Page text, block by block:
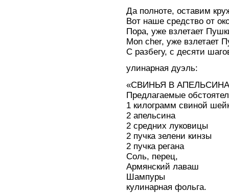
Да полноте, оставим
Вот наше средство от
Пора, уже взлетает
Mon cher, уже взлетает
С разбегу, с десяти
улинарная дуэль:
«СВИНЬЯ В
Предлагаемые
1 килограмм свиной
2 апельсина
2 средних луковицы
2 пучка зелени кинзы
2 пучка регана
Соль, перец,
Армянский лаваш
Шампуры
кулинарная фольга.